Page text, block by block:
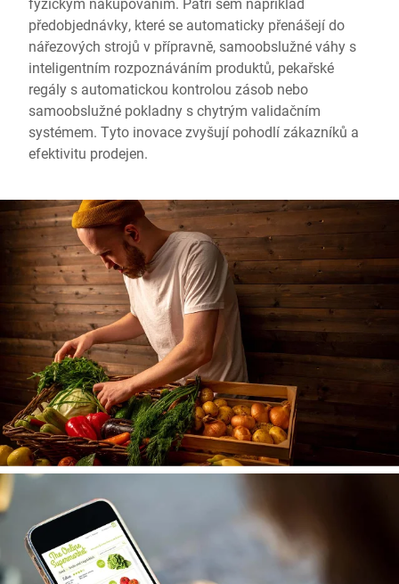
předobjednávky, které se automaticky přenášejí do
nářezových strojů v přípravně, samoobslužné váhy s
inteligentním rozpoznáváním produktů, pekařské
regály s automatickou kontrolou zásob nebo
samoobslužné pokladny s chytrým validačním
systémem. Tyto inovace zvyšují pohodlí zákazníků a
efektivitu prodejen.